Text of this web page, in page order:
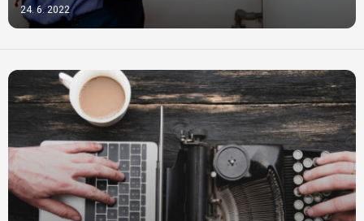
24. 6. 2022